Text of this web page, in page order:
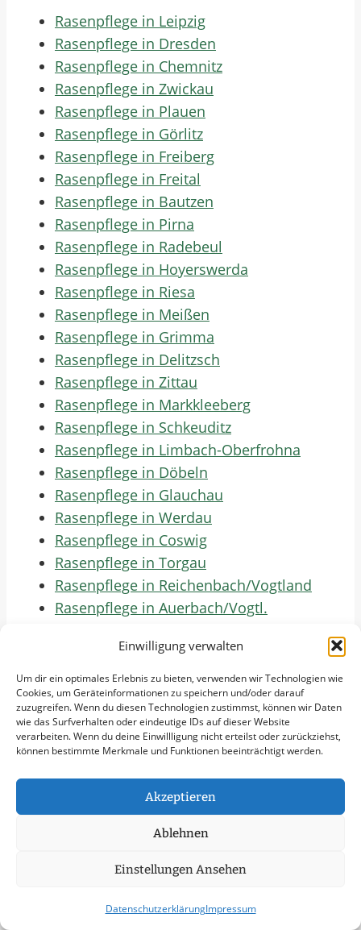
Einwilligung verwalten
Um dir ein optimales Erlebnis zu bieten, verwenden wir Technologien wie
Cookies, um Geräteinformationen zu speichern und/oder darauf
zuzugreifen. Wenn du diesen Technologien zustimmst, können wir Daten
wie das Surfverhalten oder eindeutige IDs auf dieser Website
verarbeiten. Wenn du deine Einwillligung nicht erteilst oder zurückziehst,
können bestimmte Merkmale und Funktionen beeinträchtigt werden.
Akzeptieren
Ablehnen
Einstellungen Ansehen
DatenschutzerklärungImpressum
Rasenpflege in Leipzig
Rasenpflege in Dresden
Rasenpflege in Chemnitz
Rasenpflege in Zwickau
Rasenpflege in Plauen
Rasenpflege in Görlitz
Rasenpflege in Freiberg
Rasenpflege in Freital
Rasenpflege in Bautzen
Rasenpflege in Pirna
Rasenpflege in Radebeul
Rasenpflege in Hoyerswerda
Rasenpflege in Riesa
Rasenpflege in Meißen
Rasenpflege in Grimma
Rasenpflege in Delitzsch
Rasenpflege in Zittau
Rasenpflege in Markkleeberg
Rasenpflege in Schkeuditz
Rasenpflege in Limbach-Oberfrohna
Rasenpflege in Döbeln
Rasenpflege in Glauchau
Rasenpflege in Werdau
Rasenpflege in Coswig
Rasenpflege in Torgau
Rasenpflege in Reichenbach/Vogtland
Rasenpflege in Auerbach/Vogtl.
Rasenpflege in Marienberg
Rasenpflege in Aue-Bad Schlema
Rasenpflege in Crimmitschau
Rasenpflege in Wurzen
Rasenpflege in Eilenburg
Rasenpflege in Schwarzenberg
Rasenpflege in Weißwasser
Rasenpflege in Hohenstein-Ernstthal
Rasenpflege in Kamenz
Rasenpflege in Borna